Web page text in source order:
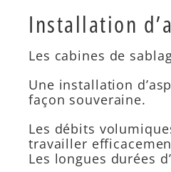
Installation
Les cabines de
Une installation
façon souveraine.
Les débits
travailler
Les longues durées